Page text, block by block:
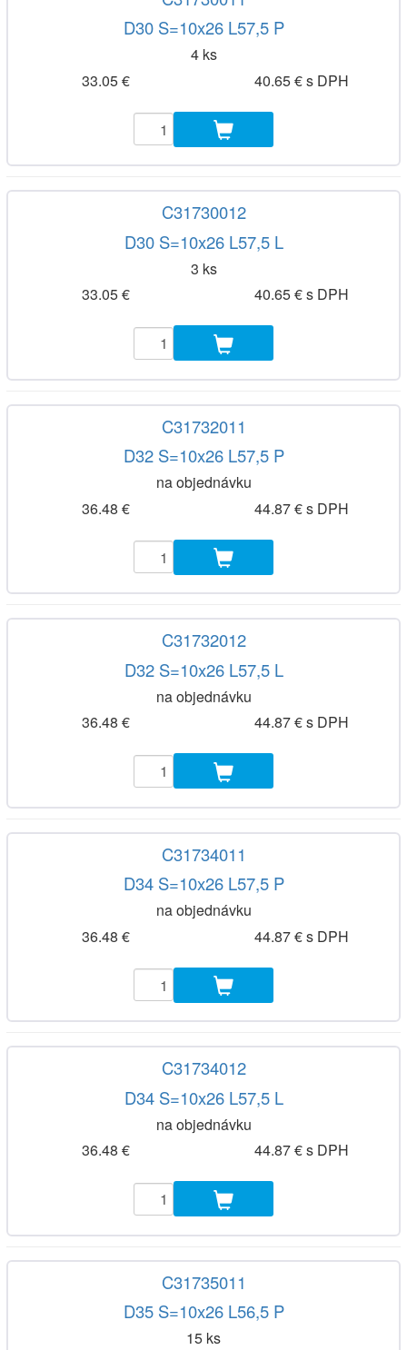
D30 S=10x26 L57,5 P
4 ks
33.05 €
40.65 € s DPH
C31730012
D30 S=10x26 L57,5 L
3 ks
33.05 €
40.65 € s DPH
C31732011
D32 S=10x26 L57,5 P
na objednávku
36.48 €
44.87 € s DPH
C31732012
D32 S=10x26 L57,5 L
na objednávku
36.48 €
44.87 € s DPH
C31734011
D34 S=10x26 L57,5 P
na objednávku
36.48 €
44.87 € s DPH
C31734012
D34 S=10x26 L57,5 L
na objednávku
36.48 €
44.87 € s DPH
C31735011
D35 S=10x26 L56,5 P
15 ks